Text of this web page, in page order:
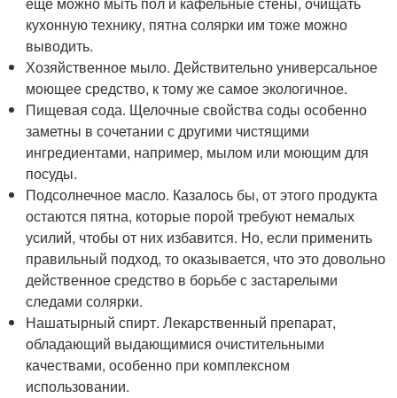
кухонную технику, пятна солярки им тоже можно
выводить.
Хозяйственное мыло. Действительно универсальное
моющее средство, к тому же самое экологичное.
Пищевая сода. Щелочные свойства соды особенно
заметны в сочетании с другими чистящими
ингредиентами, например, мылом или моющим для
посуды.
Подсолнечное масло. Казалось бы, от этого продукта
остаются пятна, которые порой требуют немалых
усилий, чтобы от них избавится. Но, если применить
правильный подход, то оказывается, что это довольно
действенное средство в борьбе с застарелыми
следами солярки.
Нашатырный спирт. Лекарственный препарат,
обладающий выдающимися очистительными
качествами, особенно при комплексном
использовании.